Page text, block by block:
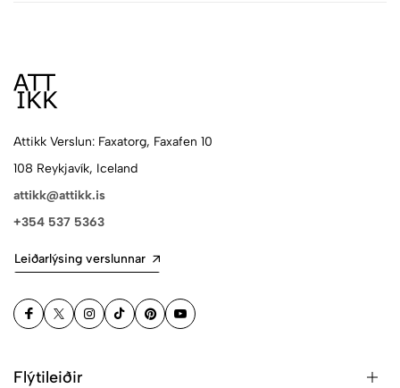
Attikk Verslun: Faxatorg, Faxafen 10
108 Reykjavík, Iceland
attikk@attikk.is
+354 537 5363
Leiðarlýsing verslunnar
Flýtileiðir